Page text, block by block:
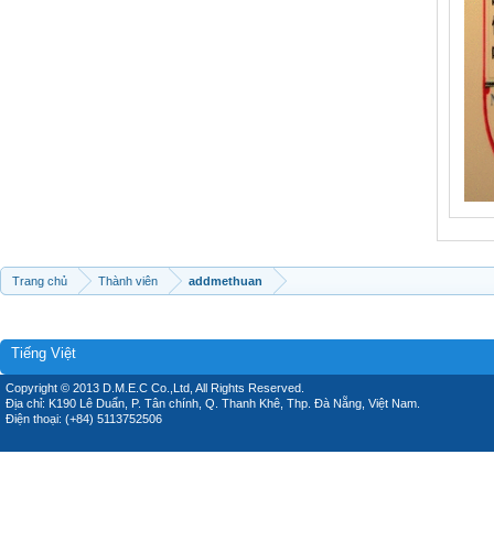
Trang chủ Thành viên addmethuan
Tiếng Việt
Copyright © 2013 D.M.E.C Co.,Ltd, All Rights Reserved.
Địa chỉ: K190 Lê Duẩn, P. Tân chính, Q. Thanh Khê, Thp. Đà Nẵng, Việt Nam.
Điện thoại: (+84) 5113752506